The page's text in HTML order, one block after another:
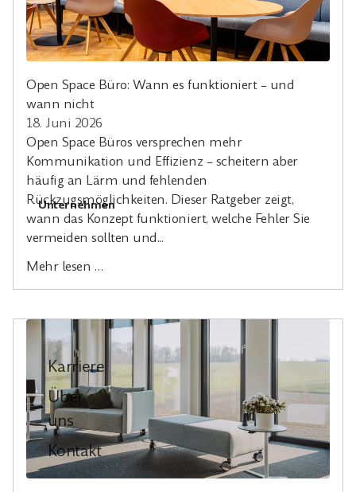
Unternehmen
Karriere
Über
uns
Kontakt
Open Space Büro: Wann es funktioniert – und
wann nicht
18. Juni 2026
Open Space Büros versprechen mehr
Kommunikation und Effizienz – scheitern aber
häufig an Lärm und fehlenden
Rückzugsmöglichkeiten. Dieser Ratgeber zeigt,
wann das Konzept funktioniert, welche Fehler Sie
vermeiden sollten und...
Mehr lesen …